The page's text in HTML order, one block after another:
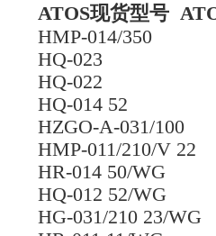
ATOS现货型号
HMP-014/350
HQ-023
HQ-022
HQ-014 52
HZGO-A-031/100
HMP-011/210/V 22
HR-014 50/WG
HQ-012 52/WG
HG-031/210 23/WG